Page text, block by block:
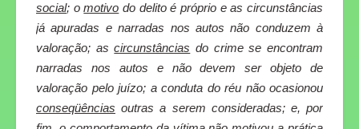
social; omotivo do delito é próprio e as circunstâncias
já apuradas e narradas nos autos não conduzem à
valoração; ascircunstâncias do crime se encontram
narradas nos autos e não devem ser objeto de
valoração pelo juízo; a conduta do réu não ocasionou
conseqüências outras a serem consideradas; e, por